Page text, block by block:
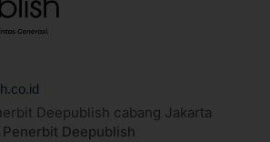
Deepublish cabang Jakarta
Deepublish